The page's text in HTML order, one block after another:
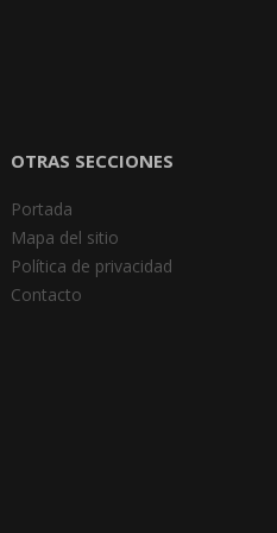
OTRAS SECCIONES
Portada
Mapa del sitio
Política de privacidad
Contacto